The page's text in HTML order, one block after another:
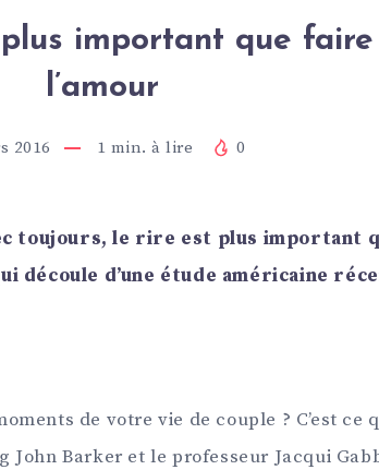
important que faire
l’amour
2016 1 min. à lire 0
toujours, le rire est plus important
découle d’une étude américaine
de votre vie de couple ? C’est ce
John Barker et le professeur Jacqui